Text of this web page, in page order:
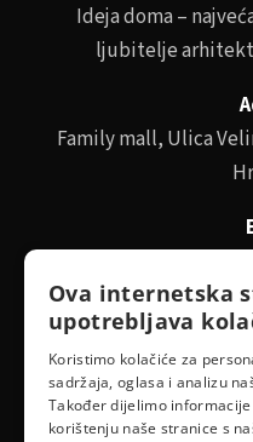
Ideja doma –
ljubitelje
Family mall, Ulica
Ova internetska
upotrebljava
Koristimo kolačiće za
sadržaja, oglasa i analizu
Također dijelimo
korištenju naše stranice s